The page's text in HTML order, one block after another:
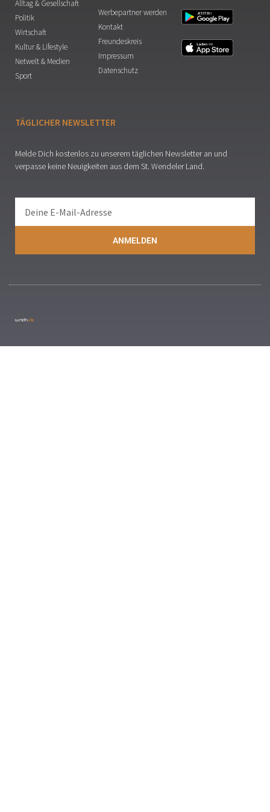
Alltag & Gesellschaft
Politik
Wirtschaft
Kultur & Lifestyle
Netwelt & Medien
Sport
Werbepartner werden
Kontakt
Freundeskreis
Impressum
Datenschutz
TÄGLICHER NEWSLETTER
Melde Dich kostenlos zu unserem täglichen Newsletter an und
verpasse keine Neuigkeiten aus dem St. Wendeler Land.
ANMELDEN